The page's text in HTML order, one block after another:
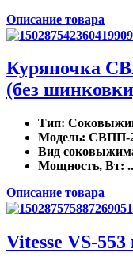
Описание товара
Куряночка
(без
Тип:
Модель: СВПП-
Вид
Мощность, Вт:
Описание товара
Vitesse VS-